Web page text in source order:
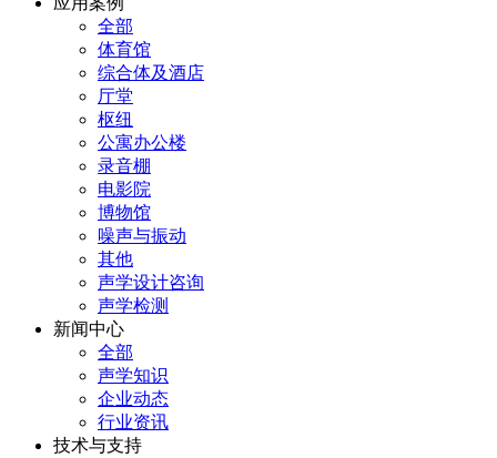
全部
体育馆
综合体及酒店
厅堂
枢纽
公寓办公楼
录音棚
电影院
博物馆
噪声与振动
其他
声学设计咨询
声学检测
新闻中心
全部
声学知识
企业动态
行业资讯
技术与支持